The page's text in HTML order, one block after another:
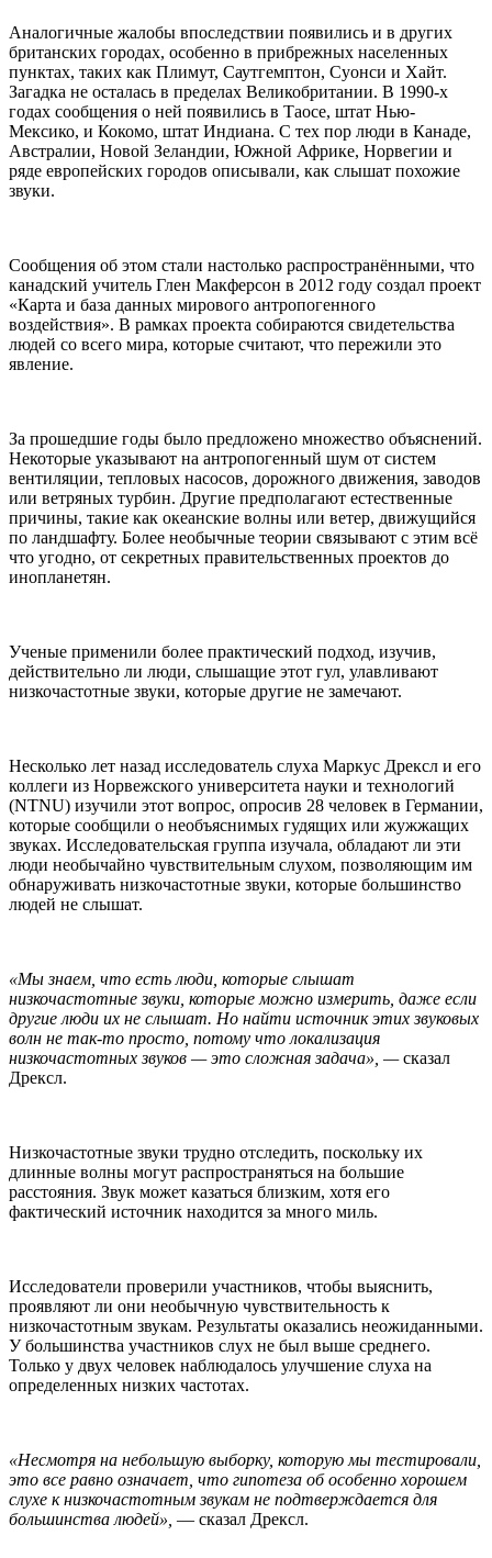
Аналогичные жалобы впоследствии появились и в других
британских городах, особенно в прибрежных населенных
пунктах, таких как Плимут, Саутгемптон, Суонси и Хайт.
Загадка не осталась в пределах Великобритании. В 1990-х
годах сообщения о ней появились в Таосе, штат Нью-
Мексико, и Кокомо, штат Индиана. С тех пор люди в Канаде,
Австралии, Новой Зеландии, Южной Африке, Норвегии и
ряде европейских городов описывали, как слышат похожие
звуки.
Сообщения об этом стали настолько распространёнными, что
канадский учитель Глен Макферсон в 2012 году создал проект
«Карта и база данных мирового антропогенного
воздействия». В рамках проекта собираются свидетельства
людей со всего мира, которые считают, что пережили это
явление.
За прошедшие годы было предложено множество объяснений.
Некоторые указывают на антропогенный шум от систем
вентиляции, тепловых насосов, дорожного движения, заводов
или ветряных турбин. Другие предполагают естественные
причины, такие как океанские волны или ветер, движущийся
по ландшафту. Более необычные теории связывают с этим всё
что угодно, от секретных правительственных проектов до
инопланетян.
Ученые применили более практический подход, изучив,
действительно ли люди, слышащие этот гул, улавливают
низкочастотные звуки, которые другие не замечают.
Несколько лет назад исследователь слуха Маркус Дрексл и его
коллеги из Норвежского университета науки и технологий
(NTNU) изучили этот вопрос, опросив 28 человек в Германии,
которые сообщили о необъяснимых гудящих или жужжащих
звуках. Исследовательская группа изучала, обладают ли эти
люди необычайно чувствительным слухом, позволяющим им
обнаруживать низкочастотные звуки, которые большинство
людей не слышат.
«Мы знаем, что есть люди, которые слышат
низкочастотные звуки, которые можно измерить, даже если
другие люди их не слышат. Но найти источник этих звуковых
волн не так-то просто, потому что локализация
низкочастотных звуков — это сложная задача», —сказал
Дрексл.
Низкочастотные звуки трудно отследить, поскольку их
длинные волны могут распространяться на большие
расстояния. Звук может казаться близким, хотя его
фактический источник находится за много миль.
Исследователи проверили участников, чтобы выяснить,
проявляют ли они необычную чувствительность к
низкочастотным звукам. Результаты оказались неожиданными.
У большинства участников слух не был выше среднего.
Только у двух человек наблюдалось улучшение слуха на
определенных низких частотах.
«Несмотря на небольшую выборку, которую мы тестировали,
это все равно означает, что гипотеза об особенно хорошем
слухе к низкочастотным звукам не подтверждается для
большинства людей», — сказал Дрексл.